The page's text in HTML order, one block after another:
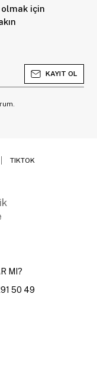
için
KAYIT OL
TIKTOK
MI?
50 49